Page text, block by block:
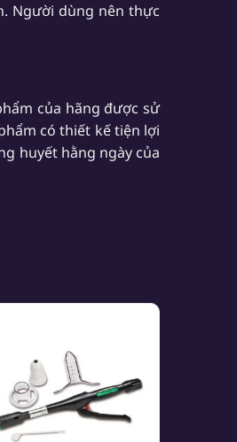
Người dùng nên thực
của hãng được sử
có thiết kế tiện lợi
huyết hằng ngày của